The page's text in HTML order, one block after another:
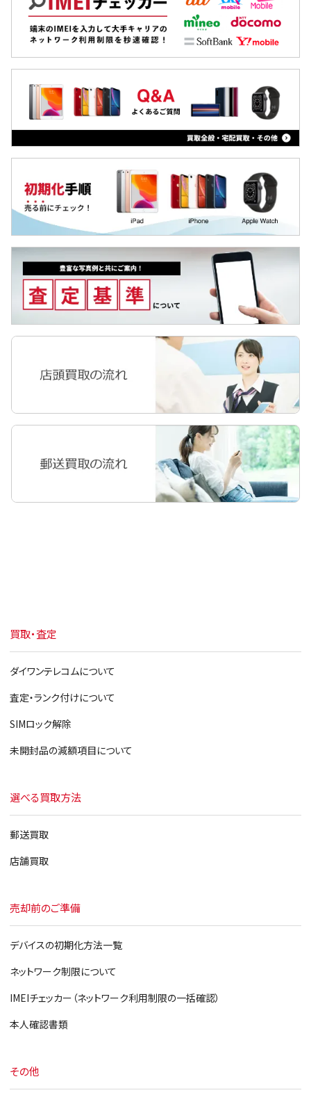
MacBook
iPad
Qua tab
dtab
MediaPad
LAVIE Tab
YOGA Tab
Surface
Galaxyタブ
Pixel Tab
買取・査定
ダイワンテレコムについて
査定・ランク付けについて
SIMロック解除
未開封品の減額項目について
選べる買取方法
郵送買取
店舗買取
売却前のご準備
デバイスの初期化方法一覧
ネットワーク制限について
IMEIチェッカー（ネットワーク利用制限の一括確認）
本人確認書類
その他